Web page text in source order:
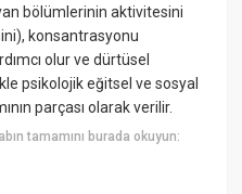
bölümlerinin aktivitesini
konsantrasyonu
olur ve dürtüsel
psikolojik eğitsel ve sosyal
parçası olarak verilir.
tamamını burada okuyun: